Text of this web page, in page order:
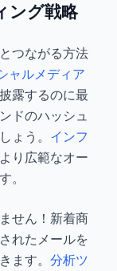
ング戦略
つながる方法
ャルメディア
露するのに最
ドのハッシュ
ょう。 インフ
り広範なオー
。
せん！新着商
れたメールを
ます。 分析ツ